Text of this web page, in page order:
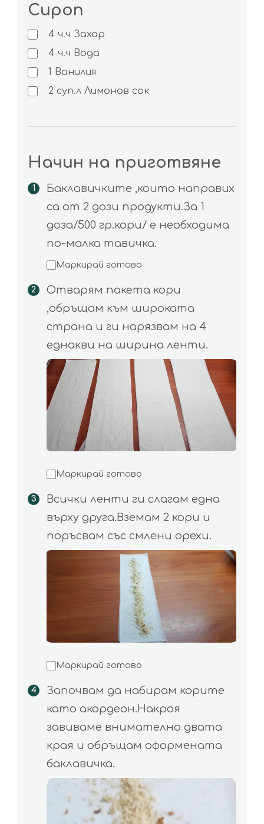
Сироп
4 ч.ч Захар
4 ч.ч Вода
1
Ванилия
2 суп.л Лимонов сок
Начин на приготвяне
Баклавичките ,които направих
са от 2 дози продукти.За 1
доза/500 гр.кори/ е необходима
по-малка тавичка.
Маркирай готово
Отварям пакета кори
,обръщам към широката
страна и ги нарязвам на 4
еднакви на ширина ленти.
Маркирай готово
Всички ленти ги слагам една
върху друга.Вземам 2 кори и
поръсвам със смлени орехи.
Маркирай готово
Започвам да набирам корите
като акордеон.Накроя
завиваме внимателно двата
края и обръщам оформената
баклавичка.